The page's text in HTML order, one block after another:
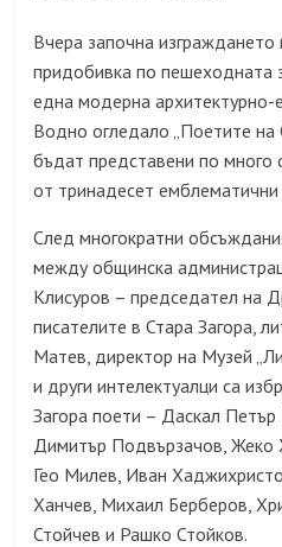
Вчера започна
придобивка по пешеходната
една модерна архитектурно-
Водно огледало „Поетите на
бъдат представени по много
от тринадесет емблематични
След многократни
между общинска
Клисуров – председател на
писателите в Стара Загора,
Матев, директор на Музей
и други интелектуалци са
Загора поети – Даскал
Димитър Подвързачов, Жеко
Гео Милев, Иван
Ханчев, Михаил Берберов,
Стойчев и Рашко Стойков.